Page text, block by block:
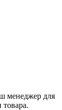
менеджер для
товара.